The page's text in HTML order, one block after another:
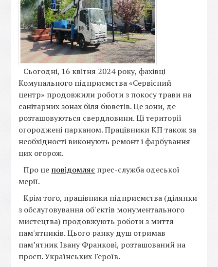
Сьогодні, 16 квітня 2024 року, фахівці
Комунального підприємства «Сервісний
центр» продовжили роботи з покосу трави на
санітарних зонах біля бюветів. Це зони, де
розташовуються свердловини. Ці території
огороджені парканом. Працівники КП також за
необхідності виконують ремонт і фарбування
цих огорож.
Про це повідомляє прес-служба одеської
мерії.
Крім того, працівники підприємства (ділянки
з обслуговування об'єктів монументального
мистецтва) продовжують роботи з миття
пам'ятників. Цього ранку душ отримав
пам’ятник Івану Франкові, розташований на
просп. Українських Героїв.